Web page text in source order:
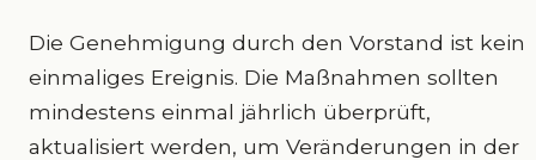
Die Genehmigung durch den Vorstand ist kein
einmaliges Ereignis. Die Maßnahmen sollten
mindestens einmal jährlich überprüft,
aktualisiert werden, um Veränderungen in der